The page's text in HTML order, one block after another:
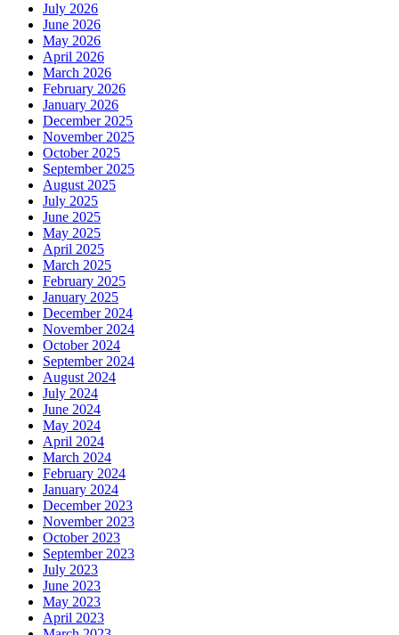
July 2026
June 2026
May 2026
April 2026
March 2026
February 2026
January 2026
December 2025
November 2025
October 2025
September 2025
August 2025
July 2025
June 2025
May 2025
April 2025
March 2025
February 2025
January 2025
December 2024
November 2024
October 2024
September 2024
August 2024
July 2024
June 2024
May 2024
April 2024
March 2024
February 2024
January 2024
December 2023
November 2023
October 2023
September 2023
July 2023
June 2023
May 2023
April 2023